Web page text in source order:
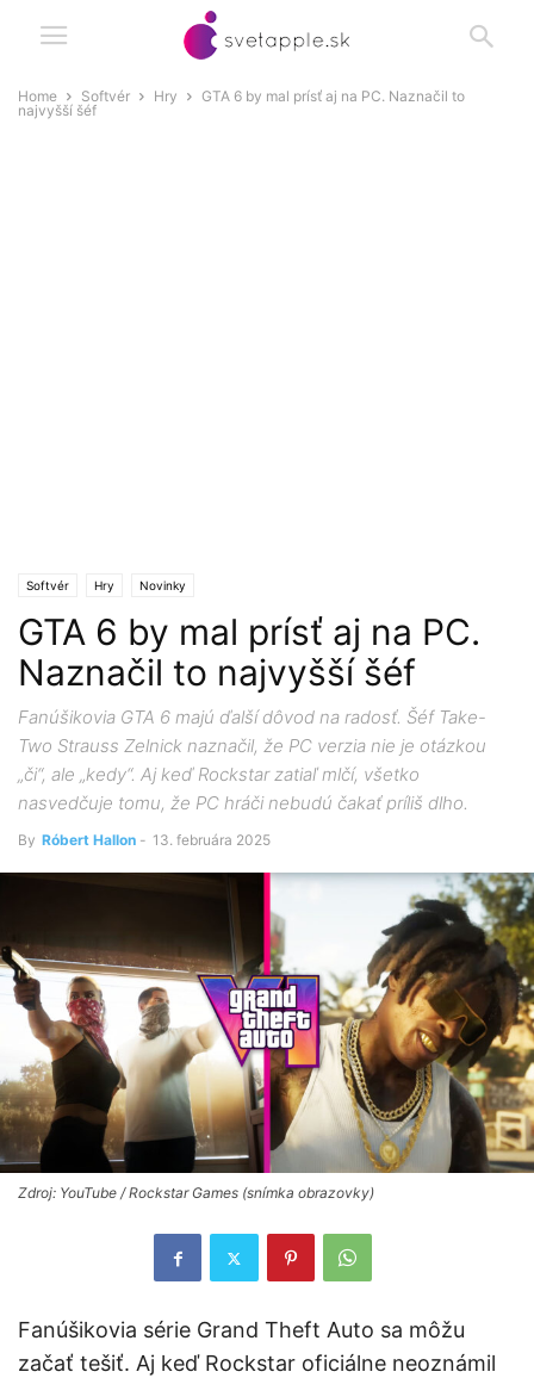
Home Softvér Hry
GTA 6 by mal prísť aj na PC. Naznačil to
najvyšší šéf
Softvér Hry Novinky
GTA 6 by mal prísť aj na PC.
Naznačil to najvyšší šéf
Fanúšikovia GTA 6 majú ďalší dôvod na radosť. Šéf Take-
Two Strauss Zelnick naznačil, že PC verzia nie je otázkou
„či“, ale „kedy“. Aj keď Rockstar zatiaľ mlčí, všetko
nasvedčuje tomu, že PC hráči nebudú čakať príliš dlho.
By Róbert Hallon - 13. februára 2025
Zdroj: YouTube / Rockstar Games (snímka obrazovky)
Fanúšikovia série Grand Theft Auto sa môžu
začať tešiť. Aj keď Rockstar oficiálne neoznámil